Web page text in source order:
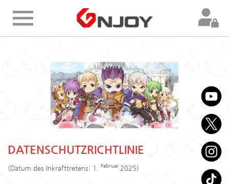
Home
Information
Membership
Topup
DATENSCHUTZRICHTLINIE
(Datum des Inkrafttretens: 1. Februar 2025)